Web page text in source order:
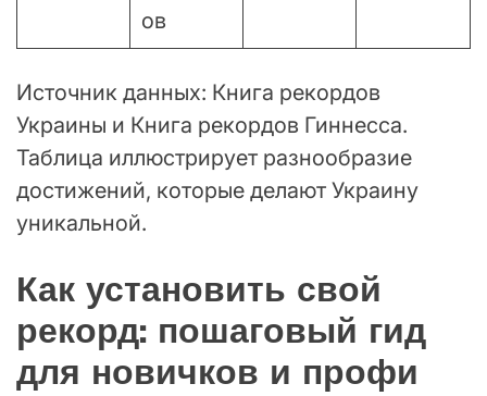
ов
Источник данных: Книга рекордов
Украины и Книга рекордов Гиннесса.
Таблица иллюстрирует разнообразие
достижений, которые делают Украину
уникальной.
Как установить свой
рекорд: пошаговый гид
для новичков и профи